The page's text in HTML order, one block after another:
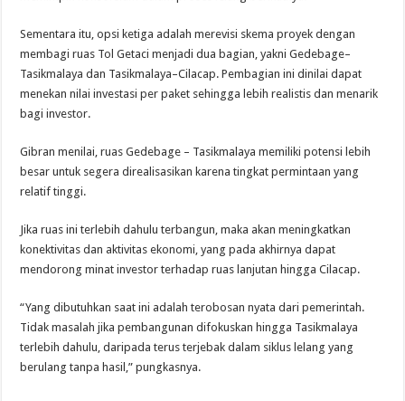
Sementara itu, opsi ketiga adalah merevisi skema proyek dengan
membagi ruas Tol Getaci menjadi dua bagian, yakni Gedebage–
Tasikmalaya dan Tasikmalaya–Cilacap. Pembagian ini dinilai dapat
menekan nilai investasi per paket sehingga lebih realistis dan menarik
bagi investor.
Gibran menilai, ruas Gedebage – Tasikmalaya memiliki potensi lebih
besar untuk segera direalisasikan karena tingkat permintaan yang
relatif tinggi.
Jika ruas ini terlebih dahulu terbangun, maka akan meningkatkan
konektivitas dan aktivitas ekonomi, yang pada akhirnya dapat
mendorong minat investor terhadap ruas lanjutan hingga Cilacap.
“Yang dibutuhkan saat ini adalah terobosan nyata dari pemerintah.
Tidak masalah jika pembangunan difokuskan hingga Tasikmalaya
terlebih dahulu, daripada terus terjebak dalam siklus lelang yang
berulang tanpa hasil,” pungkasnya.